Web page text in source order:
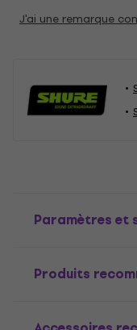
J'ai une remarque
Paramètres et
Produits